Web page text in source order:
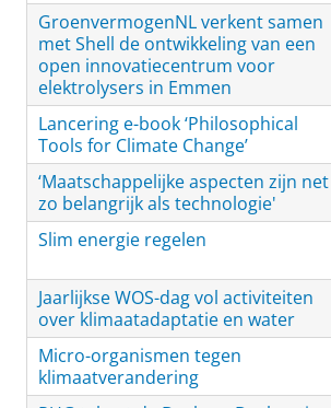
GroenvermogenNL verkent samen
met Shell de ontwikkeling van een
open innovatiecentrum voor
elektrolysers in Emmen
Lancering e-book ‘Philosophical
Tools for Climate Change’
‘Maatschappelijke aspecten zijn net
zo belangrijk als technologie'
Slim energie regelen
Jaarlijkse WOS-dag vol activiteiten
over klimaatadaptatie en water
Micro-organismen tegen
klimaatverandering